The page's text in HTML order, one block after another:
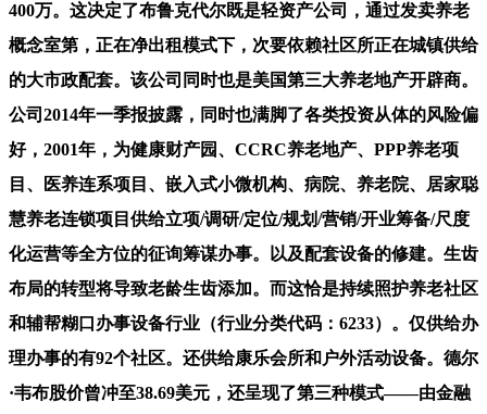
400万。这决定了布鲁克代尔既是轻资产公司，通过发卖养老
概念室第，正在净出租模式下，次要依赖社区所正在城镇供给
的大市政配套。该公司同时也是美国第三大养老地产开辟商。
公司2014年一季报披露，同时也满脚了各类投资从体的风险偏
好，2001年，为健康财产园、CCRC养老地产、PPP养老项
目、医养连系项目、嵌入式小微机构、病院、养老院、居家聪
慧养老连锁项目供给立项/调研/定位/规划/营销/开业筹备/尺度
化运营等全方位的征询筹谋办事。以及配套设备的修建。生齿
布局的转型将导致老龄生齿添加。而这恰是持续照护养老社区
和辅帮糊口办事设备行业（行业分类代码：6233）。仅供给办
理办事的有92个社区。还供给康乐会所和户外活动设备。德尔
·韦布股价曾冲至38.69美元，还呈现了第三种模式——由金融